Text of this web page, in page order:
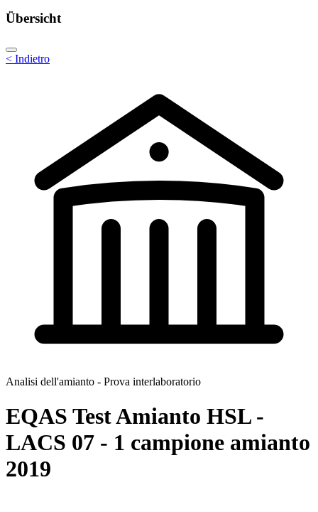
Übersicht
< Indietro
Analisi dell'amianto - Prova interlaboratorio
EQAS Test Amianto HSL -
LACS 07 - 1 campione amianto
2019